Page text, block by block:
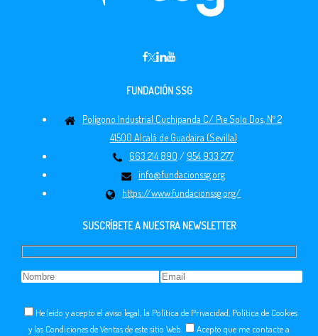
FUNDACIÓN SSG
Polígono Industrial Cuchipanda C/ Pie Solo Dos, Nº 2
41500 Alcalá de Guadaira (Sevilla)
663 214 890 / 954 933 277
info@fundacionssg.org
https://www.fundacionssg.org/
SUSCRÍBETE A NUESTRA NEWSLETTER
He leído y acepto el aviso legal, la Política de Privacidad, Política de Cookies
y las Condiciones de Ventas de este sitio Web.
Acepto que me contacte a